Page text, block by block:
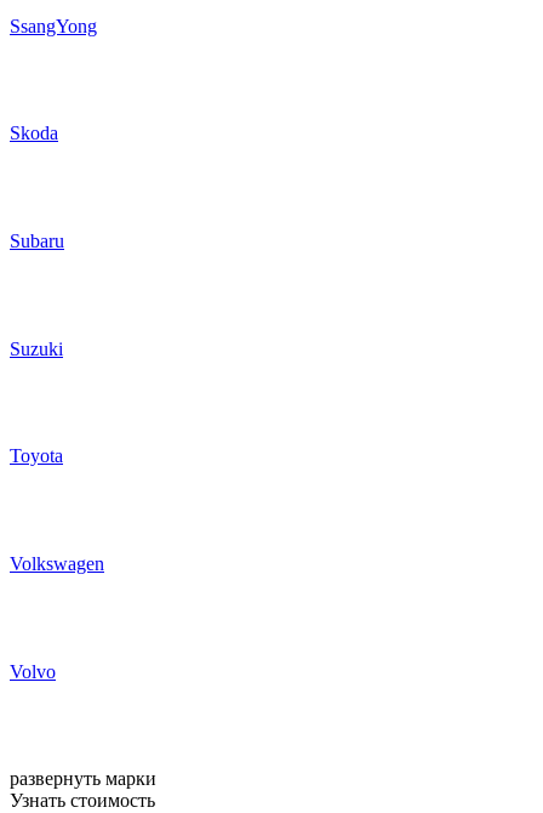
SsangYong
Skoda
Subaru
Suzuki
Toyota
Volkswagen
Volvo
развернуть марки
Узнать стоимость